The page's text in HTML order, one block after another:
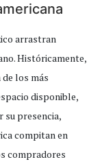
arrastran
Históricamente,
los más
disponible,
presencia,
compitan en
compradores